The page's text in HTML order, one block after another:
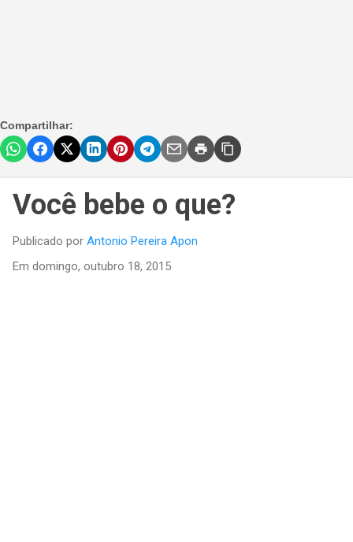
Compartilhar:
Você bebe o que?
Publicado por Antonio Pereira Apon
Em domingo, outubro 18, 2015